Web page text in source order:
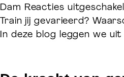
Dam Reacties
Train jij gevarieerd?
In deze blog leggen we